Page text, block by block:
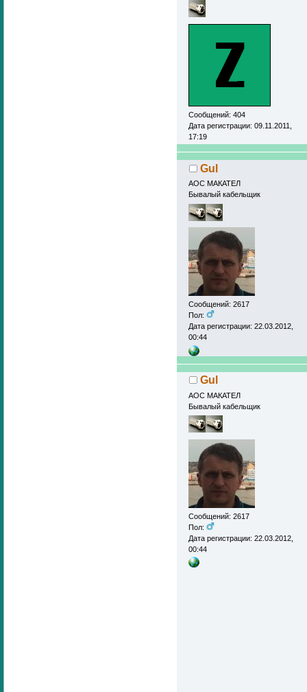
Сообщений: 404
Дата регистрации: 09.11.2011,
17:19
Gul
АОС МАКАТЕЛ
Бывалый кабельщик
Сообщений: 2617
Пол:
Дата регистрации: 22.03.2012,
00:44
Gul
АОС МАКАТЕЛ
Бывалый кабельщик
Сообщений: 2617
Пол:
Дата регистрации: 22.03.2012,
00:44